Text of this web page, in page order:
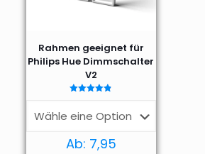
Rahmen geeignet für
Philips Hue Dimmschalter
V2
4.76
Ab: 7,95